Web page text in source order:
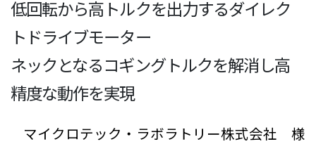
低回転から高トルクを出力するダイレク
トドライブモーター
ネックとなるコギングトルクを解消し高
精度な動作を実現
マイクロテック・ラボラトリー株式会社 様